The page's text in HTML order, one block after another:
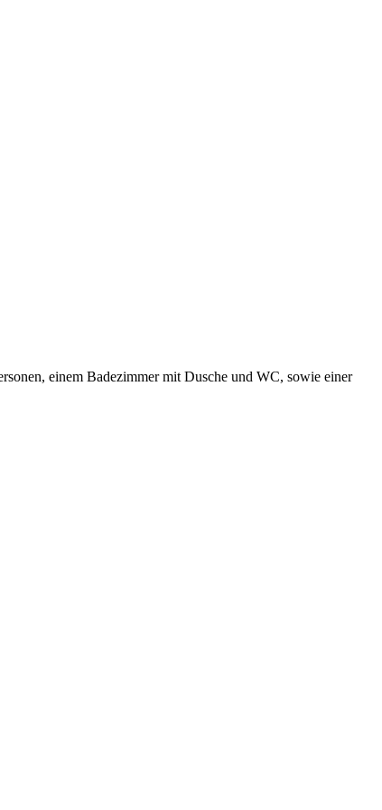
einem Badezimmer mit Dusche und WC, sowie einer